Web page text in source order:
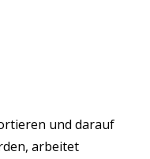
und darauf
arbeitet